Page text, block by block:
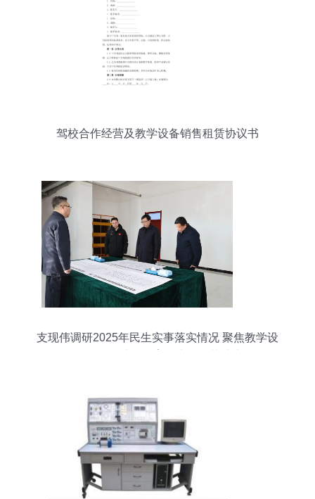
驾校合作经营及教学设备销售租赁协议书
支现伟调研2025年民生实事落实情况 聚焦教学设